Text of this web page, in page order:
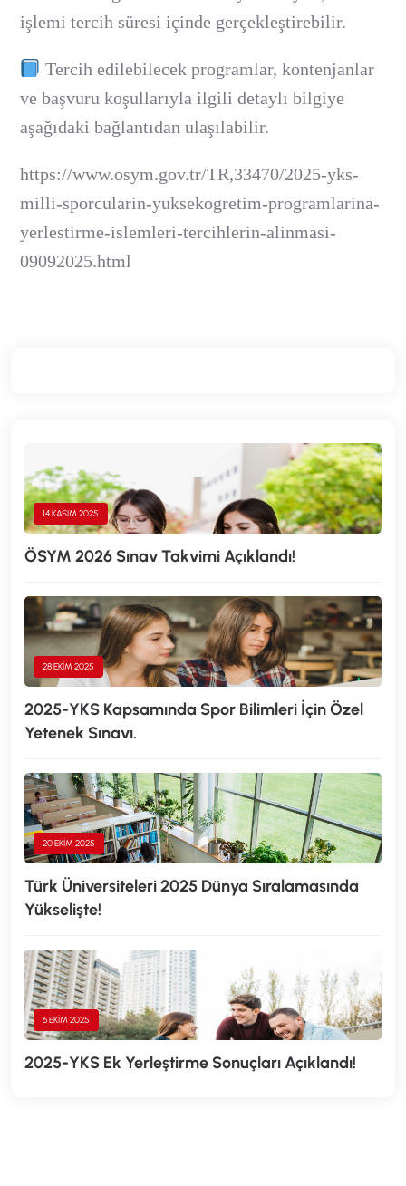
işlemi tercih süresi içinde gerçekleştirebilir.
Tercih edilebilecek programlar, kontenjanlar
ve başvuru koşullarıyla ilgili detaylı bilgiye
aşağıdaki bağlantıdan ulaşılabilir.
https://www.osym.gov.tr/TR,33470/2025-yks-
milli-sporcularin-yuksekogretim-programlarina-
yerlestirme-islemleri-tercihlerin-alinmasi-
09092025.html
14 KASIM 2025
ÖSYM 2026 Sınav Takvimi Açıklandı!
28 EKIM 2025
2025-YKS Kapsamında Spor Bilimleri İçin Özel
Yetenek Sınavı.
20 EKIM 2025
Türk Üniversiteleri 2025 Dünya Sıralamasında
Yükselişte!
6 EKIM 2025
2025-YKS Ek Yerleştirme Sonuçları Açıklandı!